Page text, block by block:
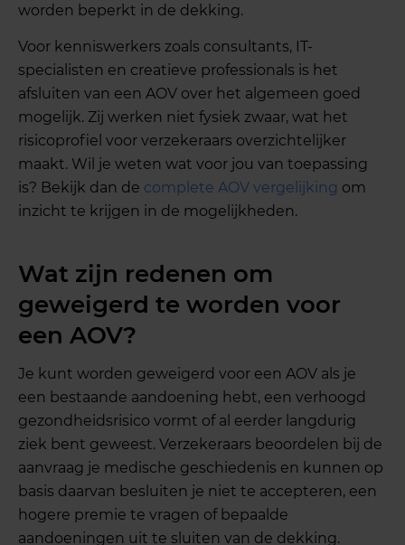
worden beperkt in de dekking.
Voor kenniswerkers zoals consultants, IT-
specialisten en creatieve professionals is het
afsluiten van een AOV over het algemeen goed
mogelijk. Zij werken niet fysiek zwaar, wat het
risicoprofiel voor verzekeraars overzichtelijker
maakt. Wil je weten wat voor jou van toepassing
is? Bekijk dan de complete AOV vergelijking om
inzicht te krijgen in de mogelijkheden.
Wat zijn redenen om
geweigerd te worden voor
een AOV?
Je kunt worden geweigerd voor een AOV als je
een bestaande aandoening hebt, een verhoogd
gezondheidsrisico vormt of al eerder langdurig
ziek bent geweest. Verzekeraars beoordelen bij de
aanvraag je medische geschiedenis en kunnen op
basis daarvan besluiten je niet te accepteren, een
hogere premie te vragen of bepaalde
aandoeningen uit te sluiten van de dekking.